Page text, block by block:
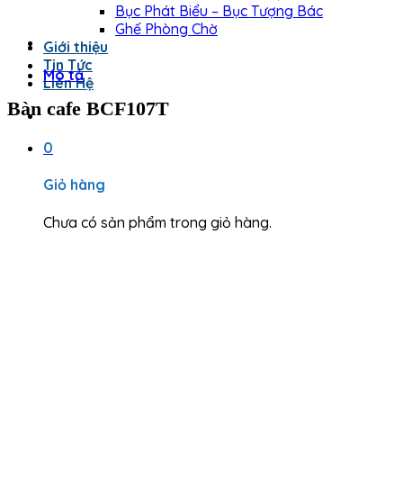
Bục Phát Biểu – Bục Tượng Bác
Ghế Phòng Chờ
Giới thiệu
Tin Tức
Liên Hệ
0
Giỏ hàng
Chưa có sản phẩm trong giỏ hàng.
Mô tả
Bàn cafe BCF107T